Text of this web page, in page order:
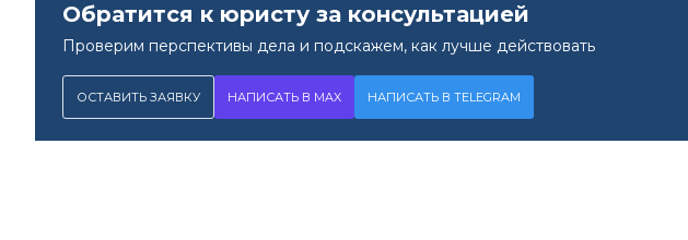
Обратится к юристу за консультацией
Проверим перспективы дела и подскажем, как лучше действовать
ОСТАВИТЬ ЗАЯВКУ НАПИСАТЬ В MAX НАПИСАТЬ В TELEGRAM